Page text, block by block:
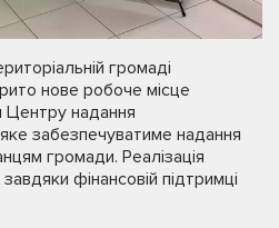
громаді
нове робоче місце
Центру надання
забезпечуватиме надання
громади. Реалізація
фінансовій підтримці